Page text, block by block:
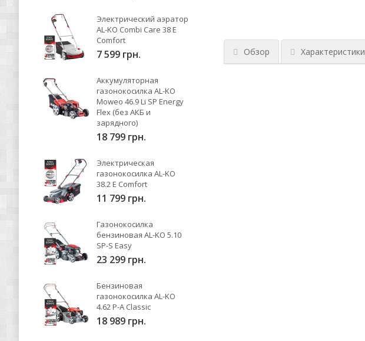
Обзор Характеристики
Электрический аэратор
AL-KO Combi Care 38 E
Comfort
7 599 грн.
Аккумуляторная
газонокосилка AL-KO
Moweo 46.9 Li SP Energy
Flex (без АКБ и
зарядного)
18 799 грн.
Электрическая
газонокосилка AL-KO
38.2 E Comfort
11 799 грн.
Газонокосилка
бензиновая AL-KO 5.10
SP-S Easy
23 299 грн.
Бензиновая
газонокосилка AL-KO
4.62 P-A Classic
18 989 грн.